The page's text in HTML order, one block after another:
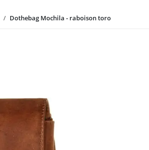
Dothebag Mochila - raboison toro